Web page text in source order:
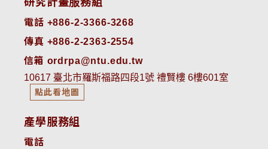
電話 +886-2-3366-3268
傳真 +886-2-2363-2554
信箱 ordrpa@ntu.edu.tw
10617 臺北市羅斯福路四段1號 禮賢樓 6樓601室
點此看地圖
產學服務組
電話